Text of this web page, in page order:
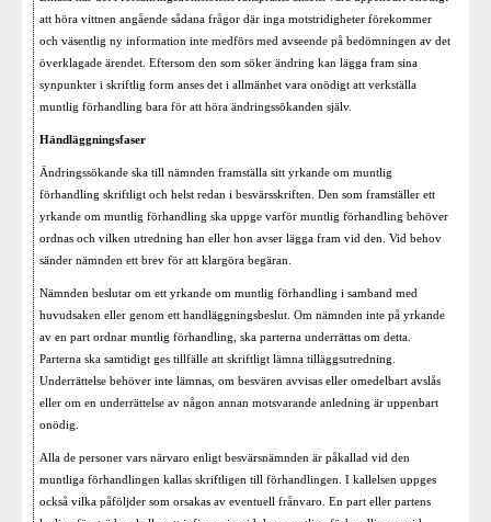
att höra vittnen angående sådana frågor där inga motstridigheter förekommer
och väsentlig ny information inte medförs med avseende på bedömningen av det
överklagade ärendet. Eftersom den som söker ändring kan lägga fram sina
synpunkter i skriftlig form anses det i allmänhet vara onödigt att verkställa
muntlig förhandling bara för att höra ändringssökanden själv.
Händläggningsfaser
Ändringssökande ska till nämnden framställa sitt yrkande om muntlig
förhandling skriftligt och helst redan i besvärsskriften. Den som framställer ett
yrkande om muntlig förhandling ska uppge varför muntlig förhandling behöver
ordnas och vilken utredning han eller hon avser lägga fram vid den. Vid behov
sänder nämnden ett brev för att klargöra begäran.
Nämnden beslutar om ett yrkande om muntlig förhandling i samband med
huvudsaken eller genom ett handläggningsbeslut. Om nämnden inte på yrkande
av en part ordnar muntlig förhandling, ska parterna underrättas om detta.
Parterna ska samtidigt ges tillfälle att skriftligt lämna tilläggsutredning.
Underrättelse behöver inte lämnas, om besvären avvisas eller omedelbart avslås
eller om en underrättelse av någon annan motsvarande anledning är uppenbart
onödig.
Alla de personer vars närvaro enligt besvärsnämnden är påkallad vid den
muntliga förhandlingen kallas skriftligen till förhandlingen. I kallelsen uppges
också vilka påföljder som orsakas av eventuell frånvaro. En part eller partens